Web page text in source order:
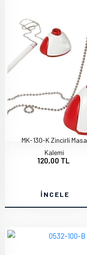
MK-130-K Zincirli Masa
Kalemi
120,00 TL
İNCELE